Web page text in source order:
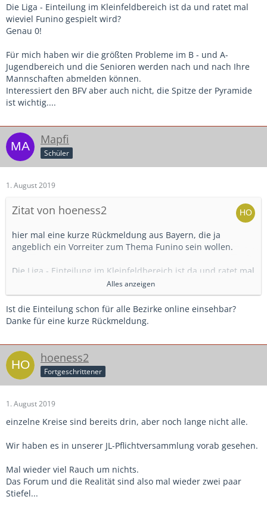
Die Liga - Einteilung im Kleinfeldbereich ist da und ratet mal
wieviel Funino gespielt wird?
Genau 0!
Für mich haben wir die größten Probleme im B - und A-
Jugendbereich und die Senioren werden nach und nach Ihre
Mannschaften abmelden können.
Interessiert den BFV aber auch nicht, die Spitze der Pyramide
ist wichtig....
Mapfi
Schüler
1. August 2019
Zitat von hoeness2
hier mal eine kurze Rückmeldung aus Bayern, die ja
angeblich ein Vorreiter zum Thema Funino sein wollen.
Die Liga - Einteilung im Kleinfeldbereich ist da und ratet mal
wieviel Funino gespielt wird?
Genau 0!
Für mich haben wir die größten Probleme im B - und A-
Ihre Mannschaften abmelden können.
Interessiert den BFV aber auch nicht, die Spitze der
Pyramide ist wichtig....
Alles anzeigen
Ist die Einteilung schon für alle Bezirke online einsehbar?
Danke für eine kurze Rückmeldung.
hoeness2
Fortgeschrittener
1. August 2019
einzelne Kreise sind bereits drin, aber noch lange nicht alle.
Wir haben es in unserer JL-Pflichtversammlung vorab gesehen.
Mal wieder viel Rauch um nichts.
Das Forum und die Realität sind also mal wieder zwei paar
Stiefel...